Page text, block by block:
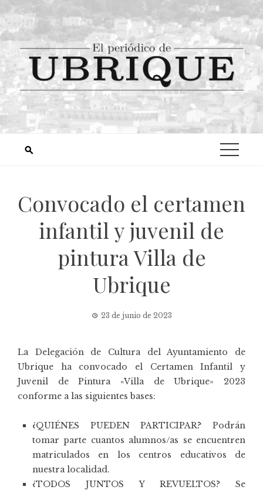
Convocado el certamen
infantil y juvenil de
pintura Villa de
Ubrique
23 de junio de 2023
La Delegación de Cultura del Ayuntamiento de
Ubrique ha convocado el Certamen Infantil y
Juvenil de Pintura «Villa de Ubrique» 2023
conforme a las siguientes bases:
¿QUIÉNES PUEDEN PARTICIPAR? Podrán
tomar parte cuantos alumnos/as se encuentren
matriculados en los centros educativos de
nuestra localidad.
¿TODOS JUNTOS Y REVUELTOS? Se